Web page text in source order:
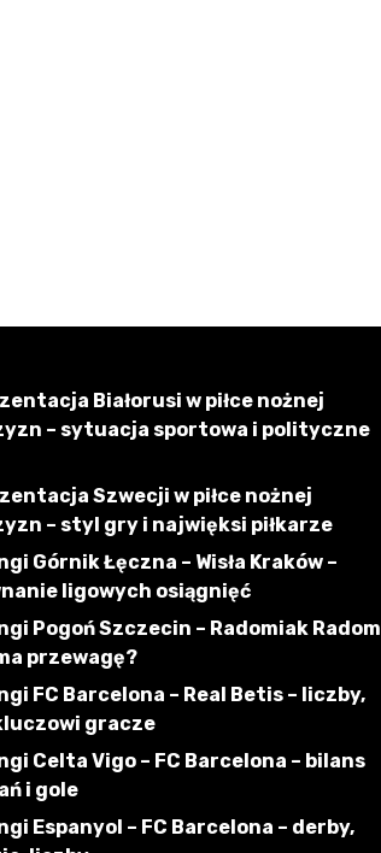
Białorusi w piłce nożnej
– sytuacja sportowa i polityczne
Szwecji w piłce nożnej
– styl gry i najwięksi piłkarze
Górnik Łęczna – Wisła Kraków –
ligowych osiągnięć
Pogoń Szczecin – Radomiak Radom
przewagę?
FC Barcelona – Real Betis – liczby,
gracze
Celta Vigo – FC Barcelona – bilans
i gole
Espanyol – FC Barcelona – derby,